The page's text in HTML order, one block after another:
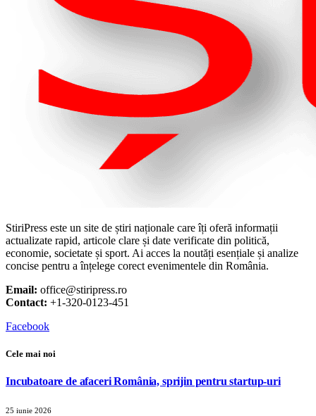
StiriPress este un site de știri naționale care îți oferă informații
actualizate rapid, articole clare și date verificate din politică,
economie, societate și sport. Ai acces la noutăți esențiale și analize
concise pentru a înțelege corect evenimentele din România.
Email: office@stiripress.ro
Contact: +1-320-0123-451
Facebook
Cele mai noi
Incubatoare de afaceri România, sprijin pentru startup-uri
25 iunie 2026